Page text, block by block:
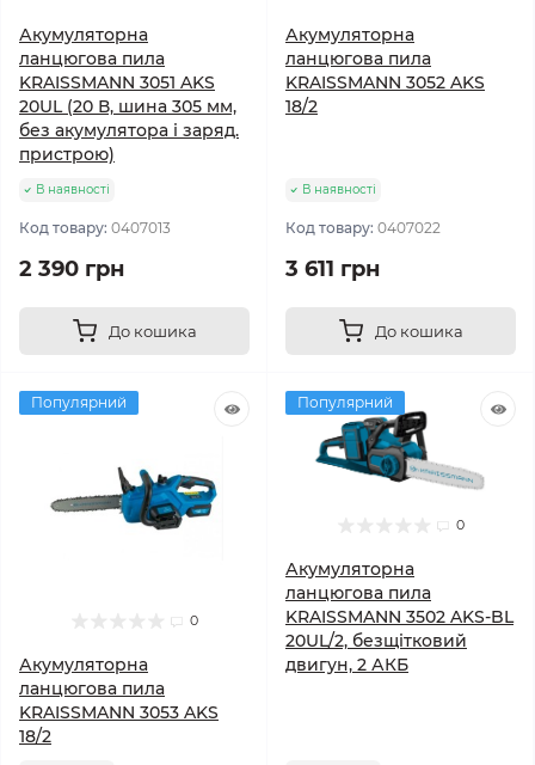
Акумуляторна
ланцюгова пила
KRAISSMANN 3051 AKS
20UL (20 В, шина 305 мм,
без акумулятора і заряд.
пристрою)
В наявності
Код товару: 0407013
2 390 грн
До кошика
Акумуляторна
ланцюгова пила
KRAISSMANN 3052 AKS
18/2
В наявності
Код товару: 0407022
3 611 грн
До кошика
Популярний
0
Акумуляторна
ланцюгова пила
KRAISSMANN 3053 AKS
18/2
Популярний
0
Акумуляторна
ланцюгова пила
KRAISSMANN 3502 AKS-BL
20UL/2, безщітковий
двигун, 2 АКБ